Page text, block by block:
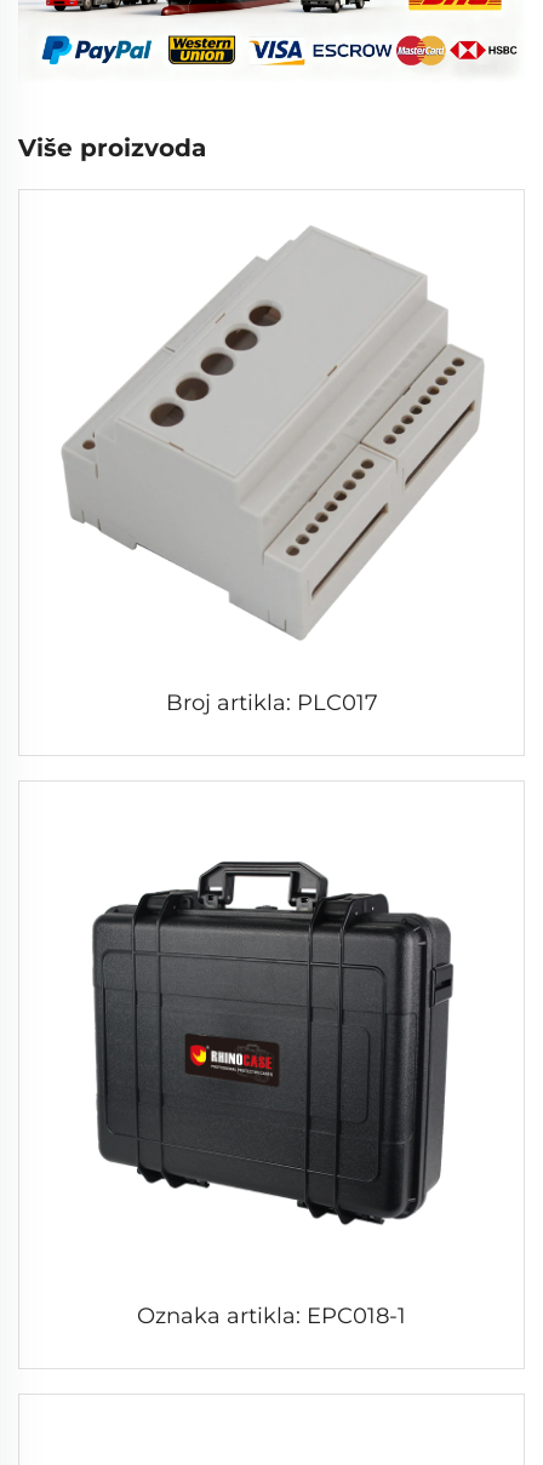
Više proizvoda
Broj artikla: PLC017
Oznaka artikla: EPC018-1